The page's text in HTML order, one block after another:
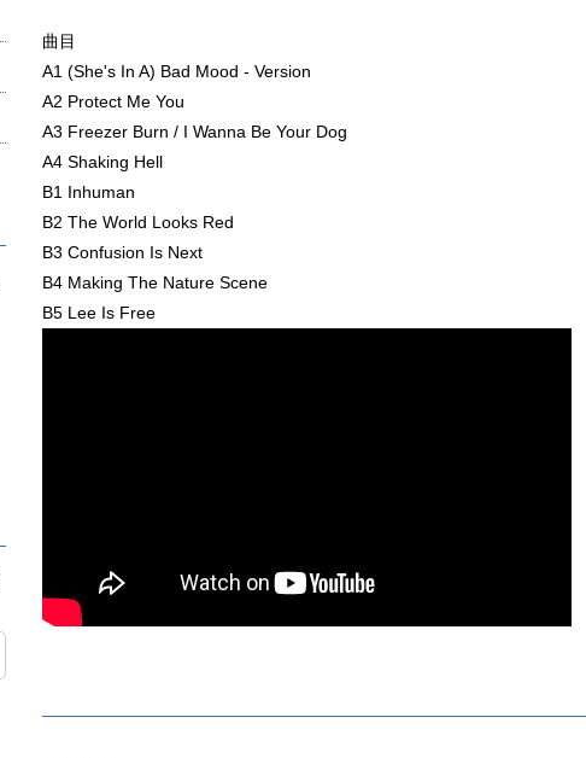
曲目
A1 (She's In A) Bad Mood - Version
A2 Protect Me You
A3 Freezer Burn / I Wanna Be Your Dog
A4 Shaking Hell
B1 Inhuman
B2 The World Looks Red
B3 Confusion Is Next
B4 Making The Nature Scene
B5 Lee Is Free